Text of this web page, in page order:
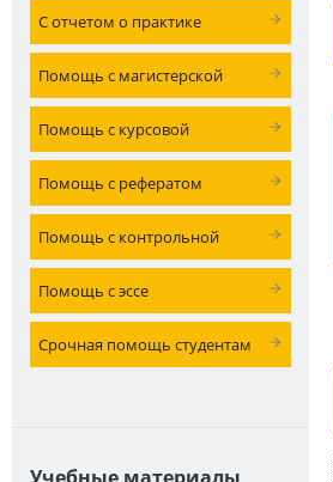
С отчетом о практике
Помощь с магистерской
Помощь с курсовой
Помощь с рефератом
Помощь с контрольной
Помощь с эссе
Срочная помощь студентам